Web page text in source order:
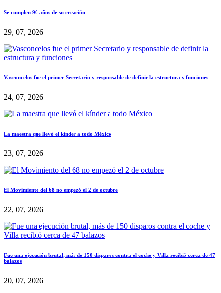
Se cumplen 90 años de su creación
29, 07, 2026
Vasconcelos fue el primer Secretario y responsable de definir la estructura y funciones
24, 07, 2026
La maestra que llevó el kínder a todo México
23, 07, 2026
El Movimiento del 68 no empezó el 2 de octubre
22, 07, 2026
Fue una ejecución brutal, más de 150 disparos contra el coche y Villa recibió cerca de 47
balazos
20, 07, 2026